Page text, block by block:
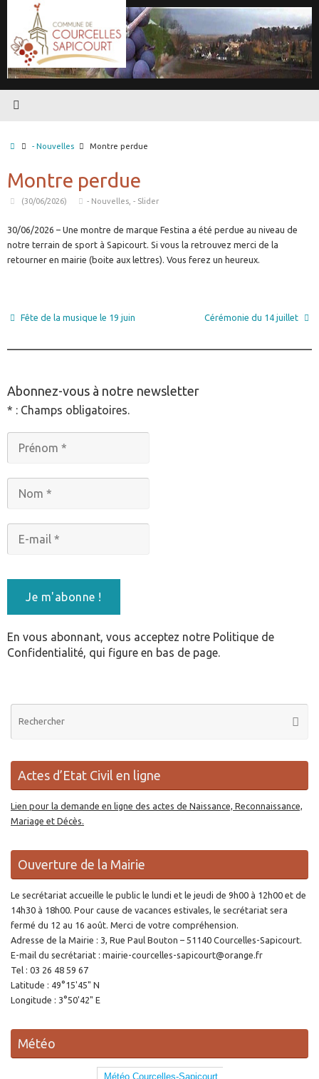
contenu
Accueil
- Nouvelles Montre perdue
Montre perdue
(30/06/2026) - Nouvelles ,- Slider
30/06/2026 – Une montre de marque Festina a été perdue au niveau de
notre terrain de sport à Sapicourt. Si vous la retrouvez merci de la
retourner en mairie (boite aux lettres). Vous ferez un heureux.
Fête de la musique le 19 juin Cérémonie du 14 juillet
Abonnez-vous à notre newsletter
* : Champs obligatoires.
En vous abonnant, vous acceptez notre Politique de
Confidentialité, qui figure en bas de page.
Actes d’Etat Civil en ligne
Lien pour la demande en ligne des actes de Naissance, Reconnaissance,
Mariage et Décès.
Ouverture de la Mairie
Le secrétariat accueille le public le lundi et le jeudi de 9h00 à 12h00 et de
14h30 à 18h00. Pour cause de vacances estivales, le secrétariat sera
fermé du 12 au 16 août. Merci de votre compréhension.
Adresse de la Mairie : 3, Rue Paul Bouton – 51140 Courcelles-Sapicourt.
E-mail du secrétariat : mairie-courcelles-sapicourt@orange.fr
Tel : 03 26 48 59 67
Latitude : 49°15'45" N
Longitude : 3°50'42" E
Météo